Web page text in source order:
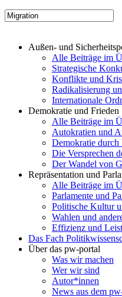
Außen- und
Alle Beiträge im
Strategische
Konflikte und
Radikalisierung
Internationale
Demokratie und Frieden
Alle Beiträge im
Autokratien und
Demokratie durch
Die Versprechen
Der Wandel von
Repräsentation und
Alle Beiträge im
Parlamente und
Politische Kultur
Wahlen und
Effizienz und
Das Fach
Über das pw-portal
Was wir machen
Wer wir sind
Autor*innen
News aus dem